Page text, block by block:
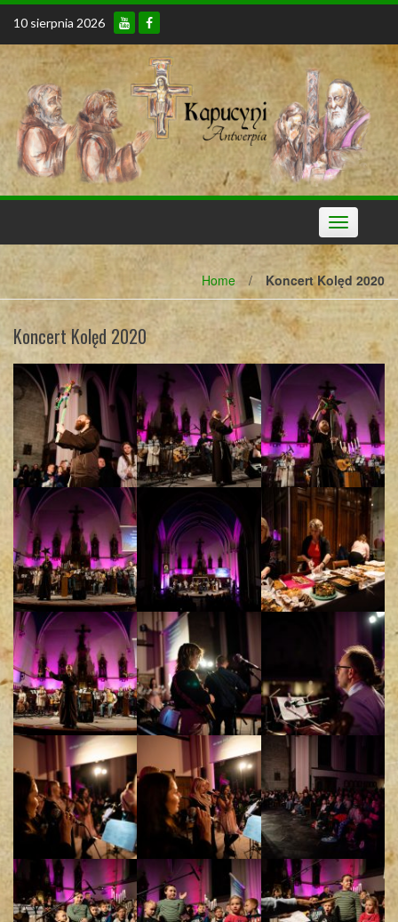
Skip
content
10 sierpnia 2026
Toggle
navigation
Home / Koncert Kolęd 2020
Koncert Kolęd 2020